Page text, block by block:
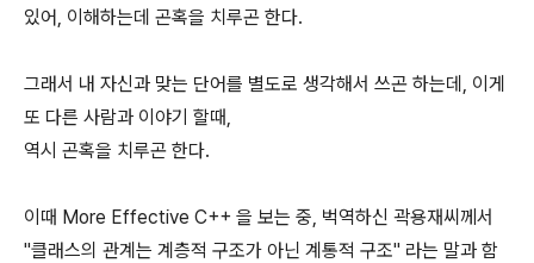
있어, 이해하는데 곤혹을 치루곤 한다.
그래서 내 자신과 맞는 단어를 별도로 생각해서 쓰곤 하는데, 이게
또 다른 사람과 이야기 할때,
역시 곤혹을 치루곤 한다.
이때 More Effective C++ 을 보는 중, 벅역하신 곽용재씨께서
"클래스의 관계는 계층적 구조가 아닌 계통적 구조" 라는 말과 함